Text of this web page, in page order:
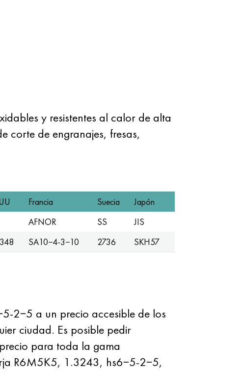
y resistentes al calor de alta
corte de engranajes, fresas,
Francia Suecia
Japón
AFNOR SS
JIS
SA10−4-3−10 2736 SKH57
2−5 a un precio accesible de los
ciudad. Es posible pedir
para toda la gama
R6M5K5, 1.3243, hs6−5-2−5,